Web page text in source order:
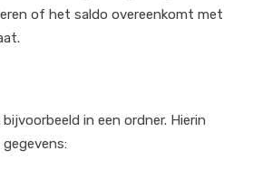
of het saldo overeenkomt met
in een ordner. Hierin